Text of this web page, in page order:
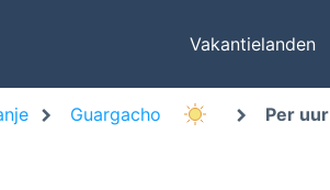
Vakantielanden
Guargacho Per uur